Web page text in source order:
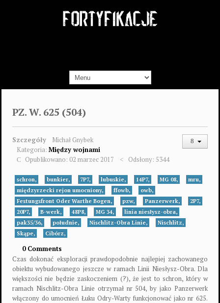
PZ. W. 625 (504)
Szczegóły
Michał Gnybek
Kategoria: Między wojnami
Opublikowano: 02 marzec 2017
Odsłony: 5344
schron, bunkier, 7P7, lubuskie, 14P7, MG 08,
mru,
międzyrzecki rejon umocniony,
ffowb,
owb,
Festungsfront Oder Warthe Bogen,
pzw, Panzerwerk,
2P7,
20P7,
B-werk, 48P8, MG 34,
linia niesłysz-obra,
pak35/36,
południe, Nischlitz-Obra Linie,
Nischlitz,
Skąpe,
Cibórz,
0 Comments
Czas dokonać eksploracji prawdopodobnie najlepiej zachowanego
obiektu wybudowanego jeszcze w ramach Linii Niesłysz-Obra. Dla
większości nie będzie zaskoczeniem (?), że jest to schron, który w
ramach Nischlitz-Obra Linie otrzymał nr 504, by jako Panzerwerk
włączony do umocnień Łuku Odry-Warty funkcjonować jako nr 625.